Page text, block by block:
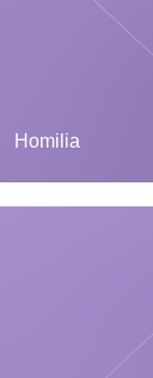
Homilia